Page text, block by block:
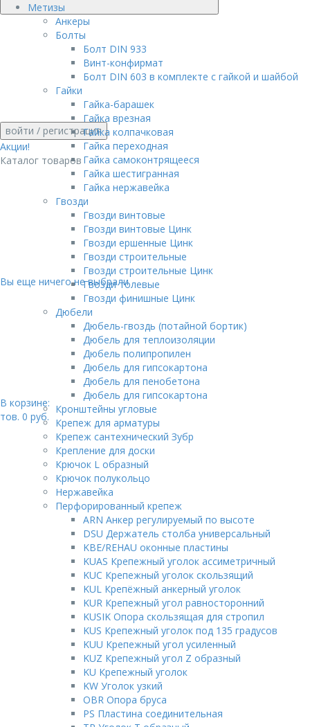
войти / регистрация
Акции!
Каталог товаров
Вы еще ничего не выбрали
В корзине:
тов. 0 руб.
Метизы
Анкеры
Болты
Болт DIN 933
Винт-конфирмат
Болт DIN 603 в комплекте с гайкой и шайбой
Гайки
Гайка-барашек
Гайка врезная
Гайка колпачковая
Гайка переходная
Гайка самоконтрящееся
Гайка шестигранная
Гайка нержавейка
Гвозди
Гвозди винтовые
Гвозди винтовые Цинк
Гвозди ершенные Цинк
Гвозди строительные
Гвозди строительные Цинк
Гвозди толевые
Гвозди финишные Цинк
Дюбели
Дюбель-гвоздь (потайной бортик)
Дюбель для теплоизоляции
Дюбель полипропилен
Дюбель для гипсокартона
Дюбель для пенобетона
Дюбель для гипсокартона
Кронштейны угловые
Крепеж для арматуры
Крепеж сантехнический Зубр
Крепление для доски
Крючок L образный
Крючок полукольцо
Нержавейка
Перфорированный крепеж
ARN Анкер регулируемый по высоте
DSU Держатель столба универсальный
KBE/REHAU оконные пластины
KUAS Крепежный уголок ассиметричный
KUC Крепежный уголок скользящий
KUL Крепёжный анкерный уголок
KUR Крепежный угол равносторонний
KUSIK Опора скользящая для стропил
KUS Крепежный уголок под 135 градусов
KUU Крепежный угол усиленный
KUZ Крепежный угол Z образный
KU Крепежный уголок
KW Уголок узкий
OBR Опора бруса
PS Пластина соединительная